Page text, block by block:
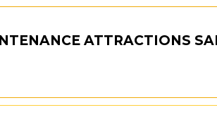
ATTRACTIONS